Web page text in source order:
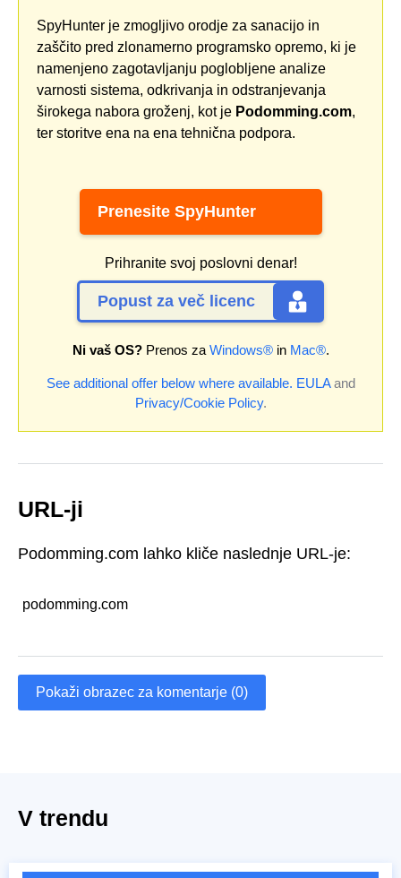
SpyHunter je zmogljivo orodje za sanacijo in
zaščito pred zlonamerno programsko opremo, ki je
namenjeno zagotavljanju poglobljene analize
varnosti sistema, odkrivanja in odstranjevanja
širokega nabora groženj, kot je Podomming.com,
ter storitve ena na ena tehnična podpora.
Prenesite SpyHunter
Prihranite svoj poslovni denar!
Popust za več licenc
Ni vaš OS?Prenos za Windows®in Mac®.
See additional offer below where available. EULAand
Privacy/Cookie Policy.
URL-ji
Podomming.com lahko kliče naslednje URL-je:
podomming.com
Pokaži obrazec za komentarje (0)
V trendu